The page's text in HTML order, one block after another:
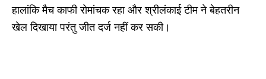
हालांकि मैच काफी रोमांचक रहा और श्रीलंकाई टीम ने बेहतरीन
खेल दिखाया परंतु जीत दर्ज नहीं कर सकी।